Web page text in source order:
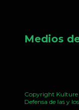
Medios
Copyright Kulture
Defensa de las y